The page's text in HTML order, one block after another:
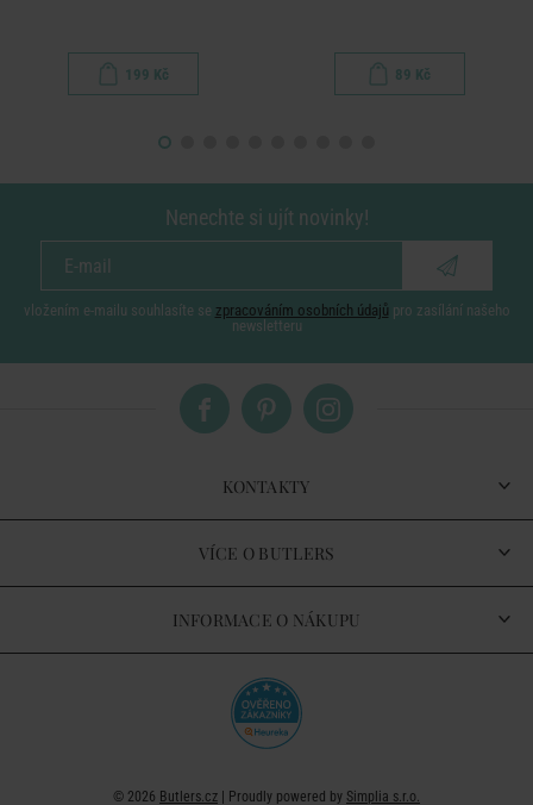
199 Kč 89 Kč
Nenechte si ujít novinky!
vložením e-mailu souhlasíte se zpracováním osobních údajů pro zasílání našeho
newsletteru
KONTAKTY
VÍCE O BUTLERS
INFORMACE O NÁKUPU
© 2026 Butlers.cz | Proudly powered by Simplia s.r.o.